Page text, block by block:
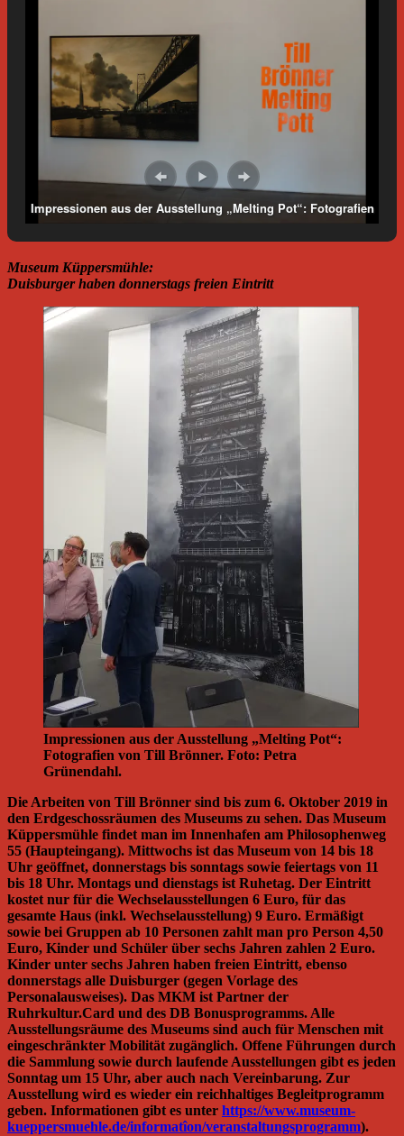
Impressionen aus der Ausstellung „Melting Pot“: Fotografien
Museum Küppersmühle:
Duisburger haben donnerstags freien Eintritt
Impressionen aus der Ausstellung „Melting Pot“:
Fotografien von Till Brönner. Foto: Petra
Grünendahl.
Die Arbeiten von Till Brönner sind bis zum 6. Oktober 2019 in
den Erdgeschossräumen des Museums zu sehen. Das Museum
Küppersmühle findet man im Innenhafen am Philosophenweg
55 (Haupteingang). Mittwochs ist das Museum von 14 bis 18
Uhr geöffnet, donnerstags bis sonntags sowie feiertags von 11
bis 18 Uhr. Montags und dienstags ist Ruhetag. Der Eintritt
kostet nur für die Wechselausstellungen 6 Euro, für das
gesamte Haus (inkl. Wechselausstellung) 9 Euro. Ermäßigt
sowie bei Gruppen ab 10 Personen zahlt man pro Person 4,50
Euro, Kinder und Schüler über sechs Jahren zahlen 2 Euro.
Kinder unter sechs Jahren haben freien Eintritt, ebenso
donnerstags alle Duisburger (gegen Vorlage des
Personalausweises). Das MKM ist Partner der
Ruhrkultur.Card und des DB Bonusprogramms. Alle
Ausstellungsräume des Museums sind auch für Menschen mit
eingeschränkter Mobilität zugänglich. Offene Führungen durch
die Sammlung sowie durch laufende Ausstellungen gibt es jeden
Sonntag um 15 Uhr, aber auch nach Vereinbarung. Zur
Ausstellung wird es wieder ein reichhaltiges Begleitprogramm
geben. Informationen gibt es unter https://www.museum-
kueppersmuehle.de/informatîon/veranstaltungsprogramm).